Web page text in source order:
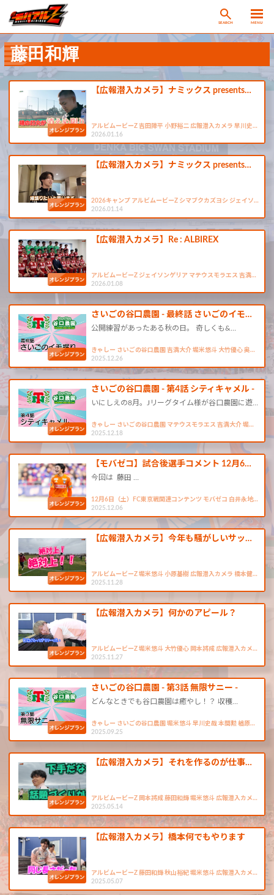
SEARCH MENU
藤田和輝
【広報潜入カメラ】ナミックス presents…
アルビムービーZ 吉田陣平 小野裕二 広報潜入カメラ 早川史…
2026.01.16
【広報潜入カメラ】ナミックス presents…
2026キャンプ アルビムービーZ シマブクカズヨシ ジェイソ…
2026.01.14
【広報潜入カメラ】Re : ALBIREX
アルビムービーZ ジェイソンゲリア マテウスモラエス 吉満…
2026.01.08
さいごの谷口農園 - 最終話 さいごのイモ…
公開練習があったある秋の日。 奇しくも&…
きゃしー さいごの谷口農園 吉満大介 堀米悠斗 大竹優心 奥…
2025.12.26
さいごの谷口農園 - 第4話 シティキャメル -
いにしえの8月。Jリーグタイム様が谷口農園に遊…
きゃしー さいごの谷口農園 マテウスモラエス 吉満大介 堀…
2025.12.18
【モバゼコ】試合後選手コメント 12月6…
今回は 藤田 …
12月6日（土）FC東京戦関連コンテンツ モバゼコ 白井永地…
2025.12.06
【広報潜入カメラ】今年も騒がしいサッ…
アルビムービーZ 堀米悠斗 小原基樹 広報潜入カメラ 橋本健…
2025.11.28
【広報潜入カメラ】何かのアピール？
アルビムービーZ 堀米悠斗 大竹優心 岡本將成 広報潜入カメ…
2025.11.27
さいごの谷口農園 - 第3話 無限サニー -
どんなときでも谷口農園は癒やし！？ 収穫…
きゃしー さいごの谷口農園 堀米悠斗 早川史哉 本間勲 楢原…
2025.09.25
【広報潜入カメラ】それを作るのが仕事…
アルビムービーZ 岡本將成 藤田和輝 堀米悠斗 広報潜入カメ…
2025.05.14
【広報潜入カメラ】橋本何でもやります
アルビムービーZ 藤田和輝 秋山裕紀 堀米悠斗 広報潜入カメ…
2025.05.07